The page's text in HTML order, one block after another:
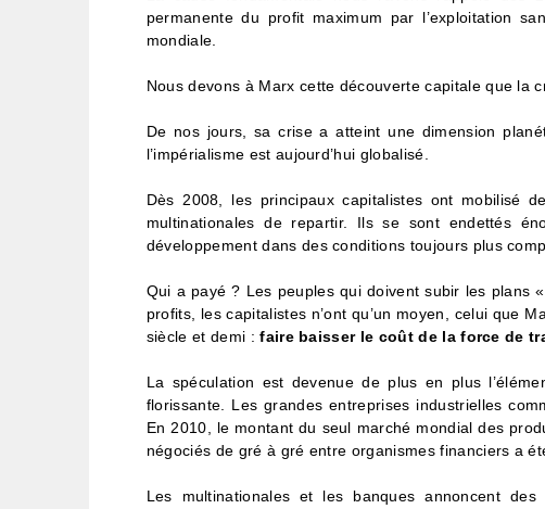
permanente du profit maximum par l’exploitation
mondiale.
Nous devons à Marx cette découverte capitale que la
De nos jours, sa crise a atteint une dimension
l’impérialisme est aujourd’hui globalisé.
Dès 2008, les principaux capitalistes ont mobilisé
multinationales de repartir. Ils se sont endettés
développement dans des conditions toujours plus
Qui a payé ? Les peuples qui doivent subir les plans
profits, les capitalistes n’ont qu’un moyen, celui que
siècle et demi :faire baisser le coût de la force de
La spéculation est devenue de plus en plus
florissante. Les grandes entreprises industrielles
En 2010, le montant du seul marché mondial des
négociés de gré à gré entre organismes financiers a
Les multinationales et les banques annoncent